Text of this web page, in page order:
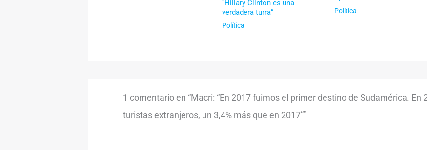
“Hillary Clinton es una
verdadera turra”
Política
Política
1 comentario en “Macri: “En 2017 fuimos el primer destino de Sudamérica. En
turistas extranjeros, un 3,4% más que en 2017””